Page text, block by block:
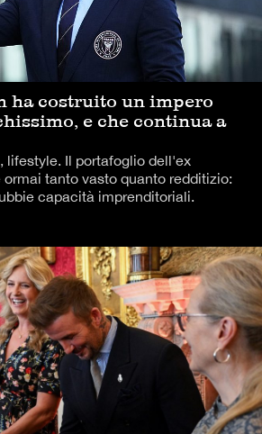
ha costruito un impero
e che continua a
lifestyle. Il portafoglio dell'ex
tanto vasto quanto redditizio:
capacità imprenditoriali.